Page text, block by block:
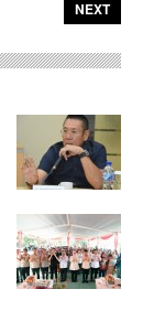
NEXT